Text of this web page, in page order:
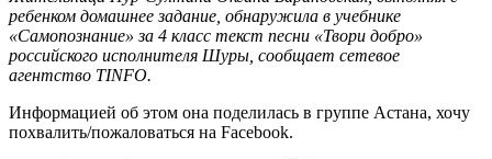
ребенком домашнее задание, обнаружила в учебнике
«Самопознание» за 4 класс текст песни «Твори добро»
российского исполнителя Шуры, сообщает сетевое
агентство TINFO.
Информацией об этом она поделилась в группе Астана, хочу
похвалить/пожаловаться на Facebook.